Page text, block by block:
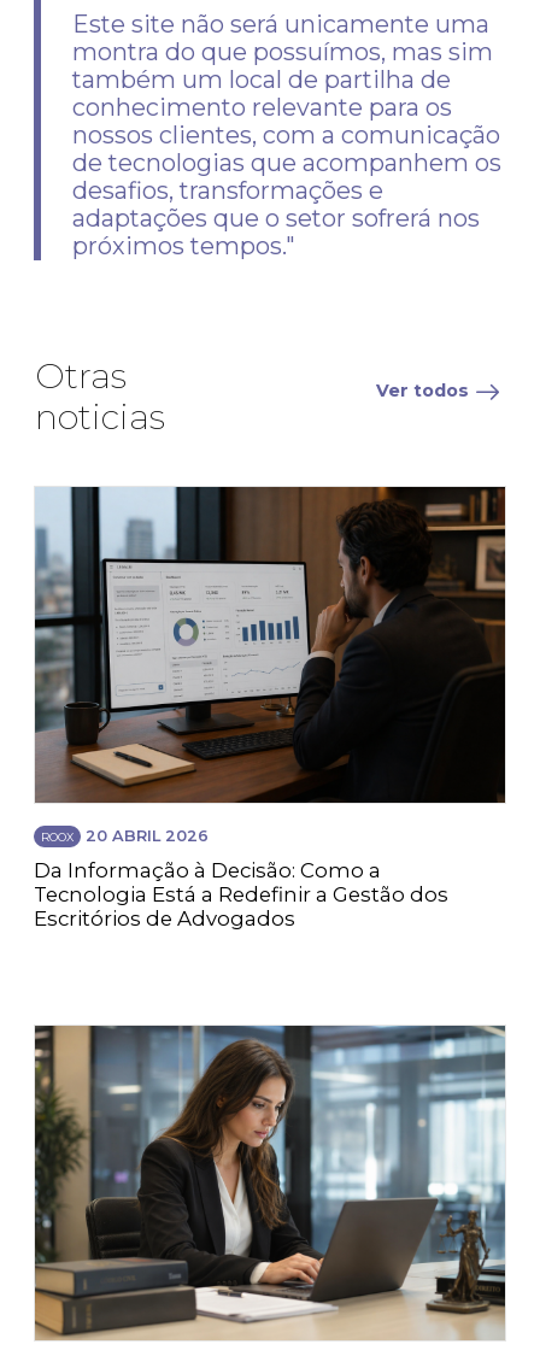
Este site não será unicamente uma
montra do que possuímos, mas sim
também um local de partilha de
conhecimento relevante para os
nossos clientes, com a comunicação
de tecnologias que acompanhem os
desafios, transformações e
adaptações que o setor sofrerá nos
próximos tempos."
Otras
noticias
Ver todos
ROOX 20 ABRIL 2026
Da Informação à Decisão: Como a
Tecnologia Está a Redefinir a Gestão dos
Escritórios de Advogados